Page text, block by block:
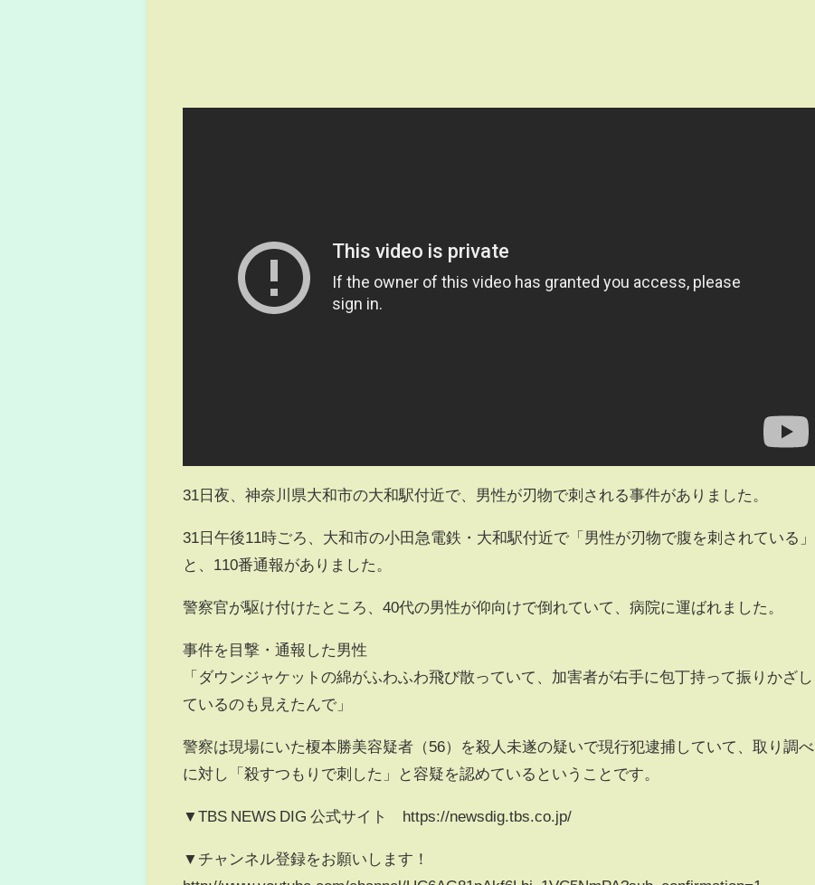
31日夜、神奈川県大和市の大和駅付近で、男性が刃物で刺される事件がありました。
31日午後11時ごろ、大和市の小田急電鉄・大和駅付近で「男性が刃物で腹を刺されている」
と、110番通報がありました。
警察官が駆け付けたところ、40代の男性が仰向けで倒れていて、病院に運ばれました。
事件を目撃・通報した男性
「ダウンジャケットの綿がふわふわ飛び散っていて、加害者が右手に包丁持って振りかざし
ているのも見えたんで」
警察は現場にいた榎本勝美容疑者（56）を殺人未遂の疑いで現行犯逮捕していて、取り調べ
に対し「殺すつもりで刺した」と容疑を認めているということです。
▼TBS NEWS DIG 公式サイト https://newsdig.tbs.co.jp/
▼チャンネル登録をお願いします！